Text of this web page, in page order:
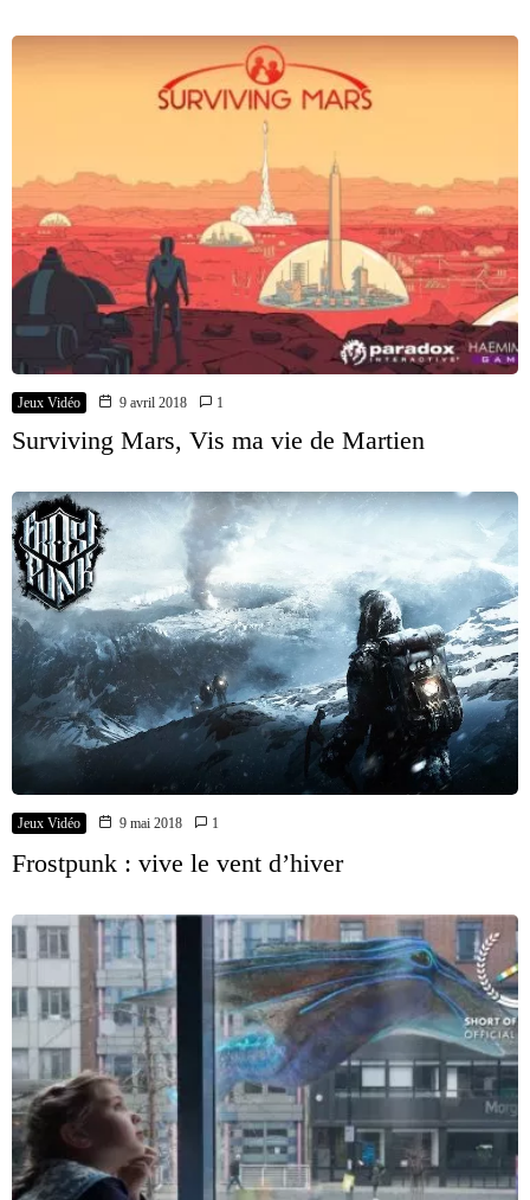
Jeux Vidéo 9 avril 2018 1
Surviving Mars, Vis ma vie de Martien
Jeux Vidéo 9 mai 2018 1
Frostpunk : vive le vent d’hiver